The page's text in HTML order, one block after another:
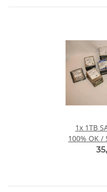
1x 1TB SATA / getestett
100% OK / 5400RPM / 2,5" /